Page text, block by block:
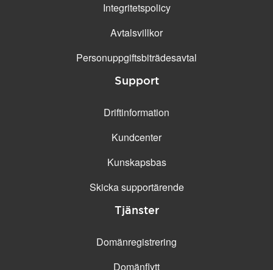
Integritetspolicy
Avtalsvillkor
Personuppgifts­biträdesavtal
Support
Driftinformation
Kundcenter
Kunskapsbas
Skicka supportärende
Tjänster
Domänregistrering
Domänflytt